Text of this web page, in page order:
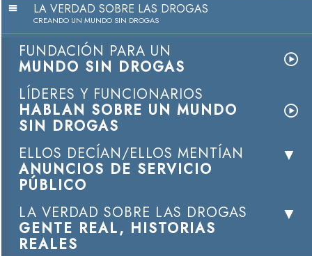
LA VERDAD SOBRE LAS DROGAS
CREANDO UN MUNDO SIN DROGAS
FUNDACIÓN PARA UN
MUNDO SIN DROGAS
LÍDERES Y FUNCIONARIOS
HABLAN SOBRE UN MUNDO
SIN DROGAS
ELLOS DECÍAN/ELLOS MENTÍAN
ANUNCIOS DE SERVICIO
PÚBLICO
LA VERDAD SOBRE LAS DROGAS
GENTE REAL, HISTORIAS
REALES